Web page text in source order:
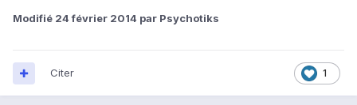
Modifié 24 février 2014 par Psychotiks
1
Citer